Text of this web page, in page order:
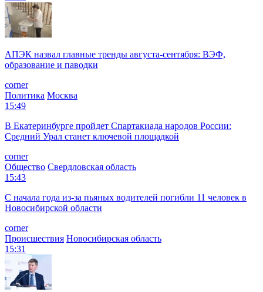
АПЭК назвал главные тренды августа-сентября: ВЭФ,
образование и паводки
corner
Политика Москва
15:49
В Екатеринбурге пройдет Спартакиада народов России:
Средний Урал станет ключевой площадкой
corner
Общество Свердловская область
15:43
С начала года из‑за пьяных водителей погибли 11 человек в
Новосибирской области
corner
Происшествия Новосибирская область
15:31